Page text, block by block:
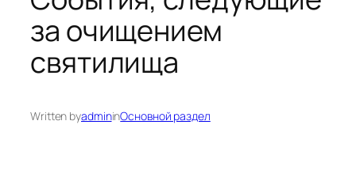
за очищением
святилища
Written byadmininОсновной раздел